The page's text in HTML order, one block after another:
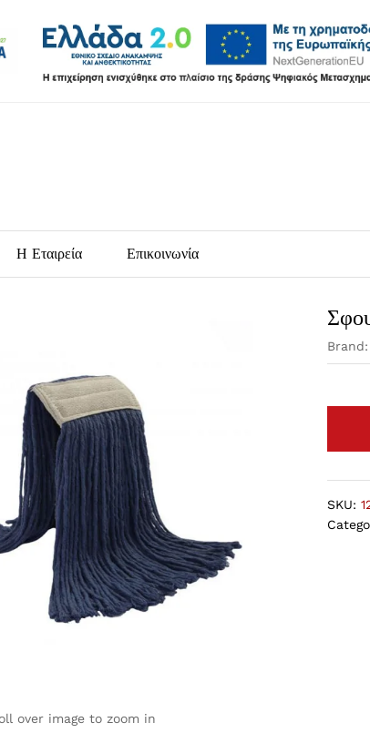
Η Εταιρεία Επικοινωνία
over image to zoom in
Brand:
SKU: